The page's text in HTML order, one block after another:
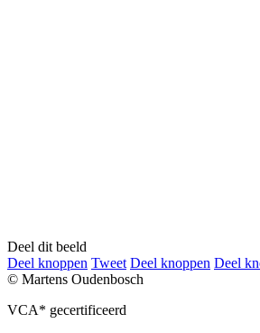
Deel dit beeld
Deel knoppen Deel
knoppen
TweetDeel
knoppen
Deel knoppen Deel
Deel
© Martens Oudenbosch
VCA* gecertificeerd